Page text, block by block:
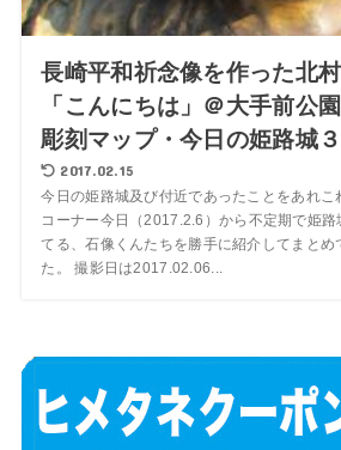
長崎平和祈念像を作った北村
「こんにちは」＠大手前公
彫刻マップ・今日の姫路城３
2017.02.15
今日の姫路城及び付近であったことをあれこ
コーナー今日（2017.2.6）から不定期で姫
てる、石像くんたちを勝手に紹介してまとめ
た。 撮影日は2017.02.06...